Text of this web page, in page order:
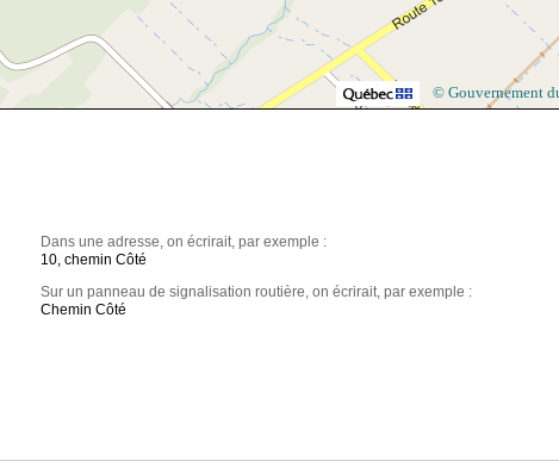
© Gouvernement
Dans une adresse, on écrirait, par exemple :
10, chemin Côté
Sur un panneau de signalisation routière, on écrirait, par exemple :
Chemin Côté